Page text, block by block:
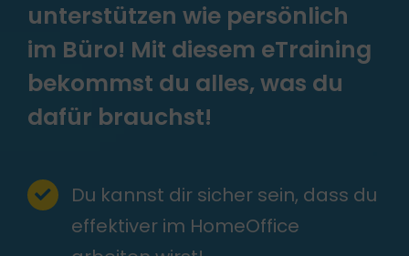
unterstützen wie persönlich
im Büro! Mit diesem eTraining
bekommst du alles, was du
dafür brauchst!
Du kannst dir sicher sein, dass du
effektiver im HomeOffice